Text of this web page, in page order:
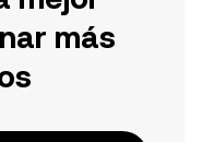
más